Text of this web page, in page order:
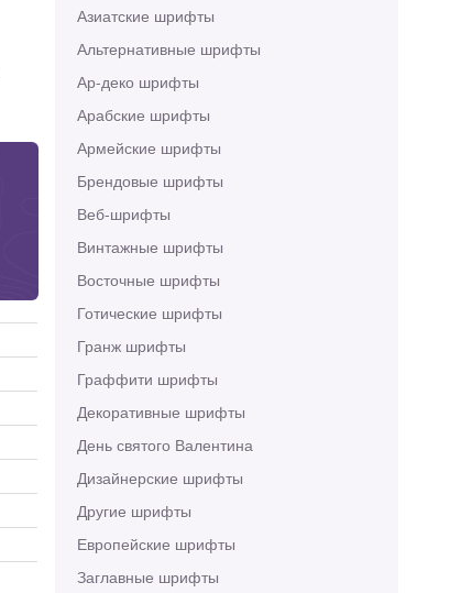
Азиатские шрифты
Альтернативные шрифты
Ар-деко шрифты
Арабские шрифты
Армейские шрифты
Брендовые шрифты
Веб-шрифты
Винтажные шрифты
Восточные шрифты
Готические шрифты
Гранж шрифты
Граффити шрифты
Декоративные шрифты
День святого Валентина
Дизайнерские шрифты
Другие шрифты
Европейские шрифты
Заглавные шрифты